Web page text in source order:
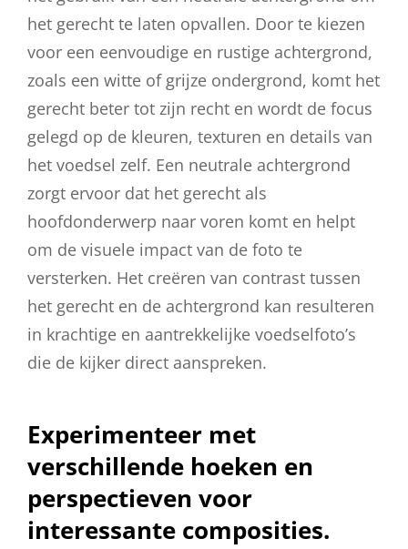
het gerecht te laten opvallen. Door te kiezen
voor een eenvoudige en rustige achtergrond,
zoals een witte of grijze ondergrond, komt het
gerecht beter tot zijn recht en wordt de focus
gelegd op de kleuren, texturen en details van
het voedsel zelf. Een neutrale achtergrond
zorgt ervoor dat het gerecht als
hoofdonderwerp naar voren komt en helpt
om de visuele impact van de foto te
versterken. Het creëren van contrast tussen
het gerecht en de achtergrond kan resulteren
in krachtige en aantrekkelijke voedselfoto’s
die de kijker direct aanspreken.
Experimenteer met
verschillende hoeken en
perspectieven voor
interessante composities.